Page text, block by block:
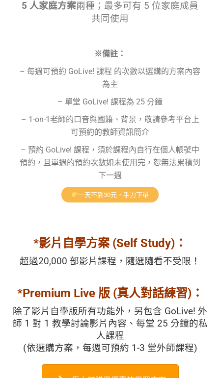
5 人家庭方案兩種；最多可有 5 位家庭成員
共同使用
※備註：
– 每週可預約 GoLive! 課程 的次數以選購的方案內容
為主
– 單堂 GoLive! 課程為 25 分鐘
– 1-on-1老師的口音與國籍、背景，敬請參考平台上
可預約的教師資訊簡介
– 預約 GoLive! 課程，須於課程內自行在個人帳號中
預約，且單週的預約次數如未使用完，恕無法累積到
下一週
一天不到30元，手刀下單
*影片自學方案 (Self Study)：
超過20,000 部影片課程，隨選隨看不受限！
*Premium Live 版 (真人對話練習)：
除了影片自學版所有功能外，另包含 GoLive! 外
師 1 對 1 教學討論影片內容、每堂 25 分鐘的私
人課程
(依選購方案，每週可預約 1-3 堂外師課程)